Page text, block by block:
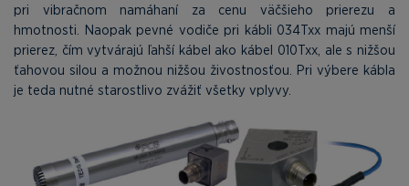
pri vibračnom namáhaní za cenu väčšieho prierezu a
hmotnosti. Naopak pevné vodiče pri kábli 034Txx majú menší
prierez, čím vytvárajú ľahší kábel ako kábel 010Txx, ale s nižšou
ťahovou silou a možnou nižšou živostnosťou. Pri výbere kábla
je teda nutné starostlivo zvážiť všetky vplyvy.